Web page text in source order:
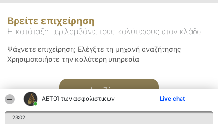
ΑΕΤΟΊ των ασφαλιστικών Live chat
23:02
Βρείτε επιχείρηση
Η κατάταξη περιλαμβάνει τους καλύτερους στον κλάδο
Ψάχνετε επιχείρηση; Ελέγξτε τη μηχανή αναζήτησης.
Χρησιμοποιήστε την καλύτερη υπηρεσία
Αναζήτηση